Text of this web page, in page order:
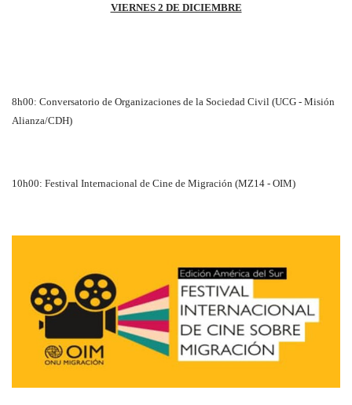
VIERNES 2 DE DICIEMBRE
8h00: Conversatorio de Organizaciones de la Sociedad Civil (UCG - Misión
Alianza/CDH)
10h00: Festival Internacional de Cine de Migración (MZ14 - OIM)